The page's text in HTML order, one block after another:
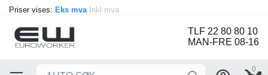
Priser vises: Eks mva Inkl mva
TLF 22 80 80 10
MAN-FRE 08-16
0